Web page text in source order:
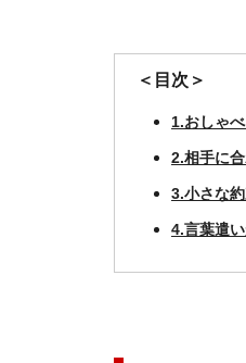
＜目次＞
1.おしゃ
2.相手に
3.小さな
4.言葉遣